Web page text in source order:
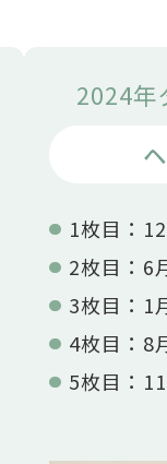
2024年
1枚目：
2枚目：6
3枚目：1
4枚目：8
5枚目：